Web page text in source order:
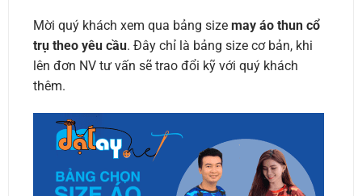
Mời quý khách xem qua bảng size may áo thun cổ
trụ theo yêu cầu. Đây chỉ là bảng size cơ bản, khi
lên đơn NV tư vấn sẽ trao đổi kỹ với quý khách
thêm.